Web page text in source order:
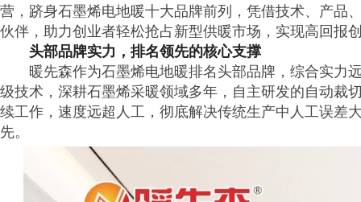
营，跻身石墨烯电地暖十大品牌前列，凭借技术、产品
伙伴，助力创业者轻松抢占新型供暖市场，实现高回报
头部品牌实力，排名领先的核心支撑
暖先森作为石墨烯电地暖排名头部品牌，综合实力
级技术，深耕石墨烯采暖领域多年，自主研发的自动裁
续工作，速度远超人工，彻底解决传统生产中人工误差
先。